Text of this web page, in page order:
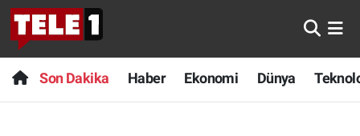
Son Dakika Haber Ekonomi Dünya
Anında Manşet
Başka Sohbetler
Son Dakika
Haber
Nöbetçi Eczaneler
Hava Durumu